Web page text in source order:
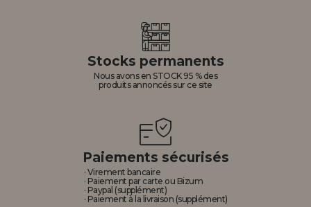
Stocks permanents
Nous avons en STOCK 95 % des
produits annoncés sur ce site
Paiements sécurisés
· Virement bancaire
· Paiement par carte ou Bizum
· Paypal (supplément)
· Paiement à la livraison (supplément)